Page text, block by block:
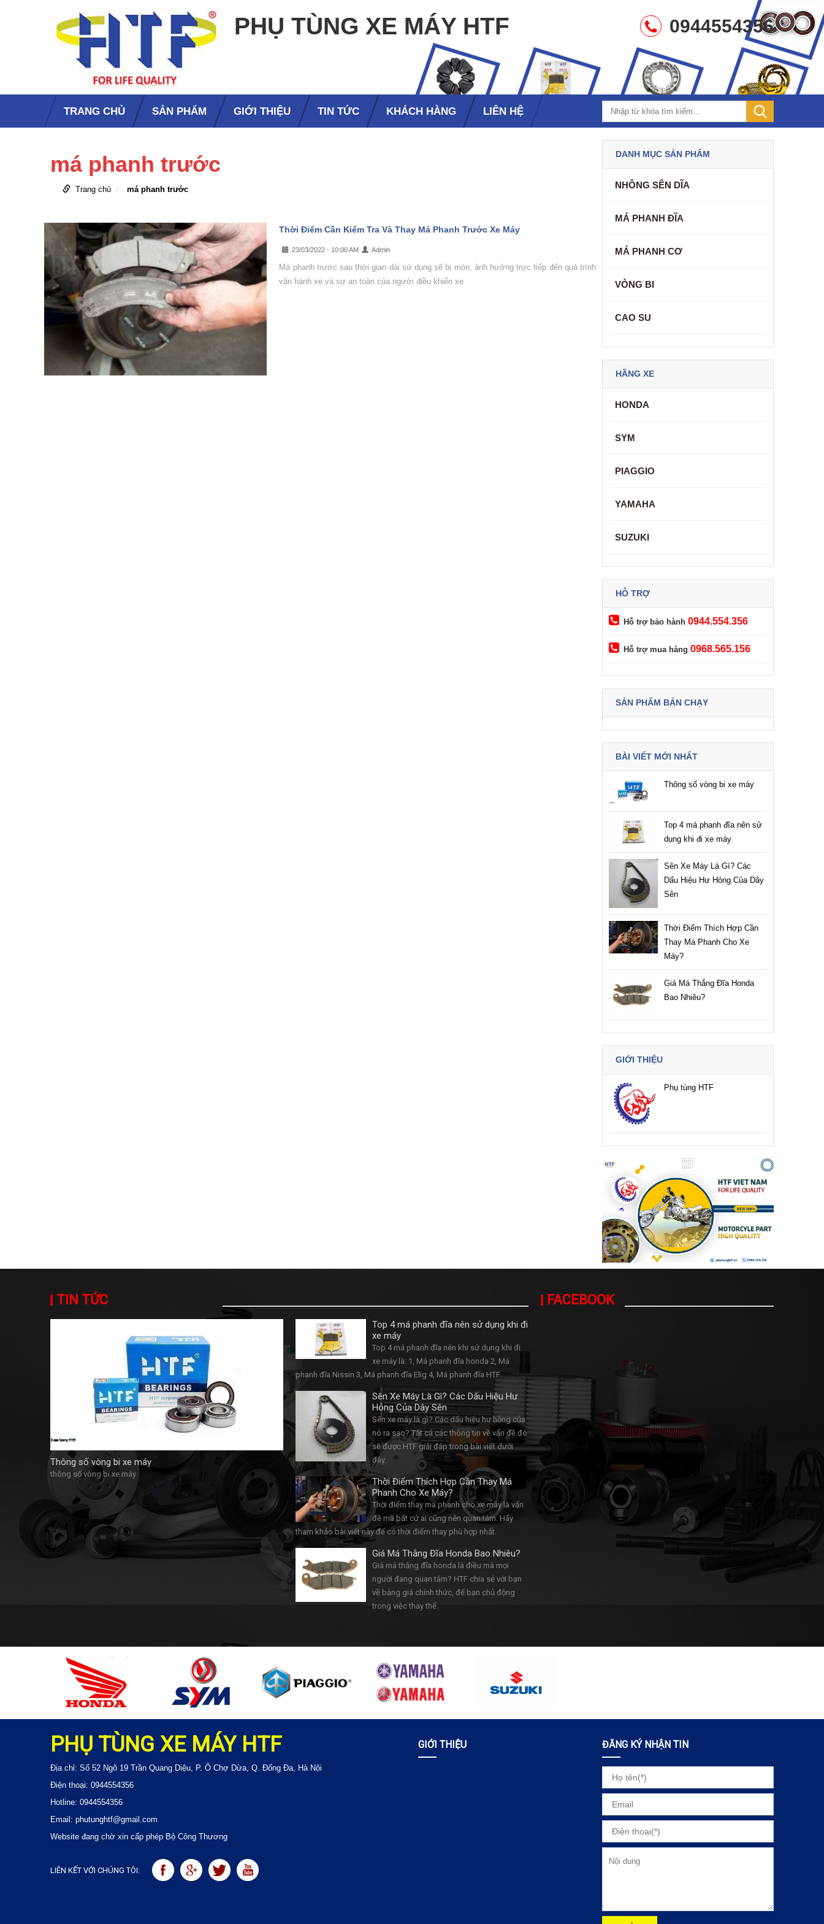
PHỤ TÙNG XE MÁY HTF 0944554356
TRANG CHỦ SẢN PHẨM GIỚI THIỆU TIN TỨC KHÁCH HÀNG LIÊN HỆ
má phanh trước
Trang chủ má phanh trước
Thời Điểm Cần Kiểm Tra Và Thay Má Phanh Trước Xe Máy
23/03/2022 - 10:00 AM Admin
Má phanh trước sau thời gian dài sử dụng sẽ bị mòn, ảnh hưởng trực tiếp đến quá trình
vận hành xe và sự an toàn của người điều khiển xe
DANH MỤC SẢN PHẨM
NHÔNG SÊN DĨA
MÁ PHANH ĐĨA
MÁ PHANH CƠ
VÒNG BI
CAO SU
HÃNG XE
HONDA
SYM
PIAGGIO
YAMAHA
SUZUKI
HỖ TRỢ
Hỗ trợ bảo hành 0944.554.356
Hỗ trợ mua hàng 0968.565.156
SẢN PHẨM BÁN CHẠY
BÀI VIẾT MỚI NHẤT
Thông số vòng bi xe máy
Top 4 má phanh đĩa nên sử
dụng khi đi xe máy
Sên Xe Máy Là Gì? Các
Dấu Hiệu Hư Hỏng Của Dây
Sên
Thời Điểm Thích Hợp Cần
Thay Má Phanh Cho Xe
Máy?
Giá Má Thắng Đĩa Honda
Bao Nhiêu?
GIỚI THIỆU
Phụ tùng HTF
TIN TỨC
Thông số vòng bi xe máy
thông số vòng bi xe máy
Top 4 má phanh đĩa nên sử dụng khi đi
xe máy
Top 4 má phanh đĩa nên khi sử dụng khi đi
xe máy là: 1, Má phanh đĩa honda 2, Má
phanh đĩa Nissin 3, Má phanh đĩa Elig 4, Má phanh đĩa HTF
Sên Xe Máy Là Gì? Các Dấu Hiệu Hư
Hỏng Của Dây Sên
Sên xe máy là gì? Các dấu hiệu hư hỏng của
nó ra sao? Tất cả các thông tin về vấn đề đó
sẽ được HTF giải đáp trong bài viết dưới
đây.
Thời Điểm Thích Hợp Cần Thay Má
Phanh Cho Xe Máy?
Thời điểm thay má phanh cho xe máy là vấn
đề mà bất cứ ai cũng nên quan tâm. Hãy
tham khảo bài viết này để có thời điểm thay phù hợp nhất.
Giá Má Thắng Đĩa Honda Bao Nhiêu?
Giá má thắng đĩa honda là điều mà mọi
người đang quan tâm? HTF chia sẻ với bạn
về bảng giá chính thức, để bạn chủ động
trong việc thay thế.
FACEBOOK
PHỤ TÙNG XE MÁY HTF
Địa chỉ: Số 52 Ngõ 19 Trần Quang Diệu, P. Ô Chợ Dừa, Q. Đống Đa, Hà Nội
Điện thoại: 0944554356
Hotline: 0944554356
Email: phutunghtf@gmail.com
Website đang chờ xin cấp phép Bộ Công Thương
LIÊN KẾT VỚI CHÚNG TÔI:
GIỚI THIỆU ĐĂNG KÝ NHẬN TIN